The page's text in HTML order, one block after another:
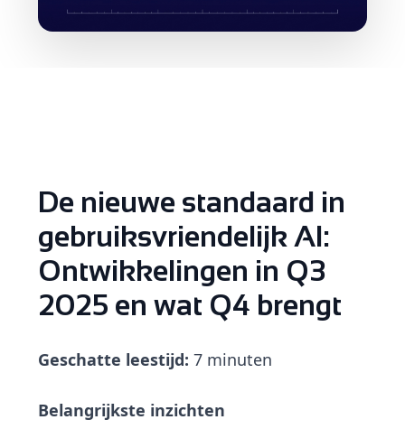
De nieuwe standaard in
gebruiksvriendelijk AI:
Ontwikkelingen in Q3
2025 en wat Q4 brengt
Geschatte leestijd: 7 minuten
Belangrijkste inzichten